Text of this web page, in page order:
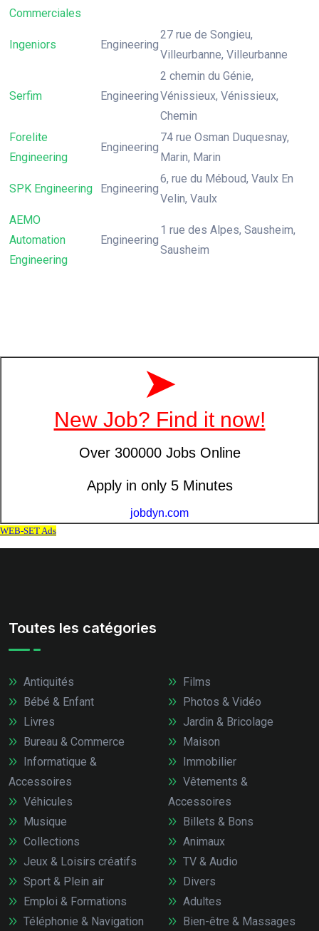
Commerciales
Ingeniors Engineering
27 rue de Songieu,
Villeurbanne, Villeurbanne
Serfim Engineering
2 chemin du Génie,
Vénissieux, Vénissieux,
Chemin
Forelite
Engineering
Engineering
74 rue Osman Duquesnay,
Marin, Marin
SPK Engineering Engineering
6, rue du Méboud, Vaulx En
Velin, Vaulx
AEMO
Automation
Engineering
Engineering
1 rue des Alpes, Sausheim,
Sausheim
Toutes les catégories
Antiquités
Bébé & Enfant
Livres
Bureau & Commerce
Informatique &
Accessoires
Véhicules
Films
Photos & Vidéo
Jardin & Bricolage
Maison
Immobilier
Vêtements &
Accessoires
Musique
Collections
Jeux & Loisirs créatifs
Sport & Plein air
Emploi & Formations
Téléphonie & Navigation
Billets & Bons
Animaux
TV & Audio
Divers
Adultes
Bien-être & Massages